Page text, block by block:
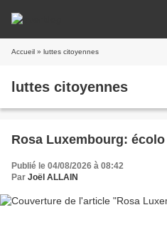
Accueil » luttes citoyennes
luttes citoyennes
Rosa Luxembourg:
Publié le 04/08/2026 à 08:42
Par Joël ALLAIN